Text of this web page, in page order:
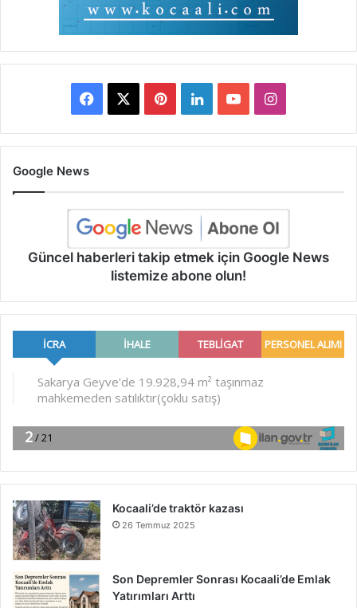
Facebook PinterestLinkedInYouTubeInstagram
Google News
Güncel haberleri takip etmek için Google News
listemize abone olun!
Kocaali’de traktör kazası
26 Temmuz 2025
Son Depremler Sonrası Kocaali’de Emlak
Yatırımları Arttı